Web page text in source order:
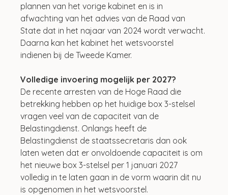
plannen van het vorige kabinet en is in
afwachting van het advies van de Raad van
State dat in het najaar van 2024 wordt verwacht.
Daarna kan het kabinet het wetsvoorstel
indienen bij de Tweede Kamer.
Volledige invoering mogelijk per 2027?
De recente arresten van de Hoge Raad die
betrekking hebben op het huidige box 3-stelsel
vragen veel van de capaciteit van de
Belastingdienst. Onlangs heeft de
Belastingdienst de staatssecretaris dan ook
laten weten dat er onvoldoende capaciteit is om
het nieuwe box 3-stelsel per 1 januari 2027
volledig in te laten gaan in de vorm waarin dit nu
is opgenomen in het wetsvoorstel.